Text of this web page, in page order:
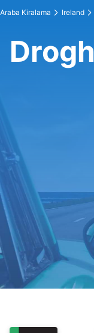
Araba Kiralama Ireland